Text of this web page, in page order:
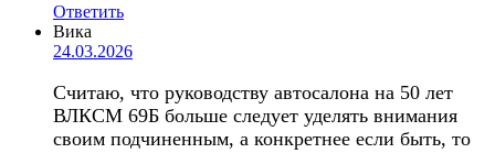
Ответить
Вика
24.03.2026
Считаю, что руководству автосалона на 50 лет
ВЛКСМ 69Б больше следует уделять внимания
своим подчиненным, а конкретнее если быть, то